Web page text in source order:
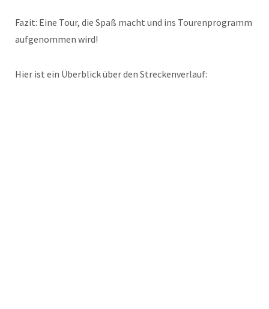
Fazit: Eine Tour, die Spaß macht und ins Tourenprogramm
aufgenommen wird!
Hier ist ein Überblick über den Streckenverlauf: